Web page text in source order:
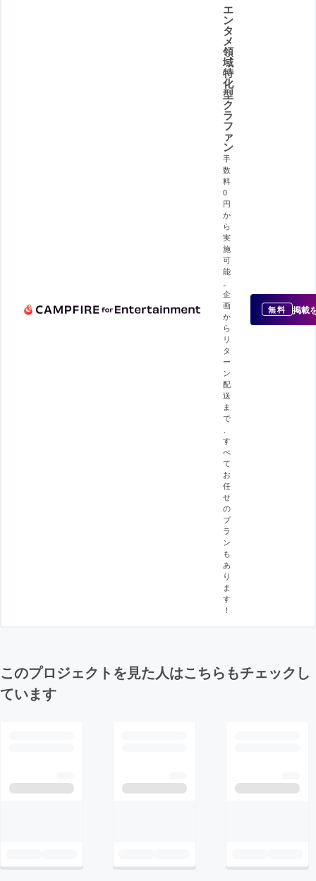
エ
ン
タ
メ
領
域
特
化
型
ク
ラ
フ
ァ
ン
手
数
料
0
円
か
ら
実
施
可
能
企
画
か
ら
リ
タ
ー
ン
配
送
ま
で
す
べ
て
お
任
せ
の
プ
ラ
ン
も
あ
り
ま
す
！
無料 掲載
このプロジェクトを見た人はこちらもチェックし
ています